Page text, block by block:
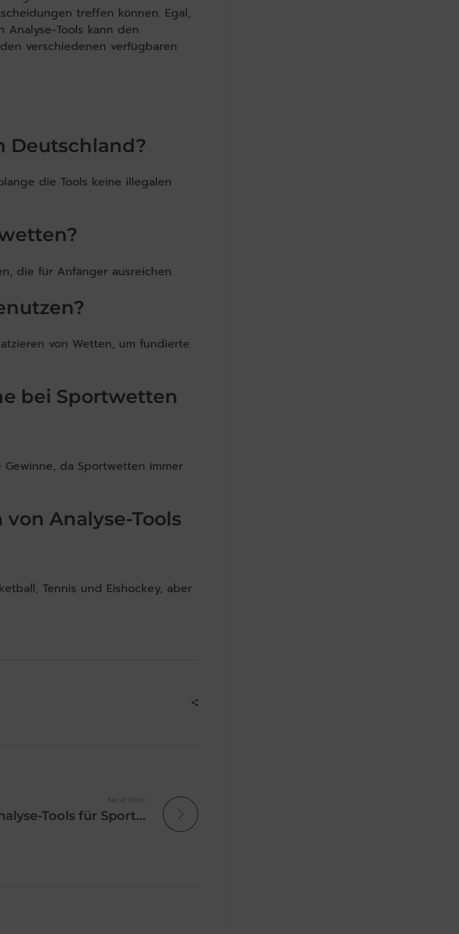
treffen können. Egal,
Tools kann den
verschiedenen verfügbaren
Deutschland?
die Tools keine illegalen
die für Anfänger ausreichen.
von Wetten, um fundierte
bei Sportwetten
da Sportwetten immer
Analyse-Tools
Tennis und Eishockey, aber
So nutzt man Analyse-Tools für Sportwetten ohne Oase in Deutschland